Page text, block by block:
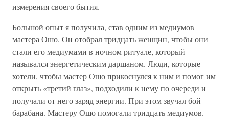
измерения своего бытия.
Большой опыт я получила, став одним из медиумов
мастера Ошо. Он отобрал тридцать женщин, чтобы они
стали его медиумами в ночном ритуале, который
назывался энергетическим даршаном. Люди, которые
хотели, чтобы мастер Ошо прикоснулся к ним и помог им
открыть «третий глаз», подходили к нему по очереди и
получали от него заряд энергии. При этом звучал бой
барабана. Мастеру Ошо помогали тридцать медиумов.